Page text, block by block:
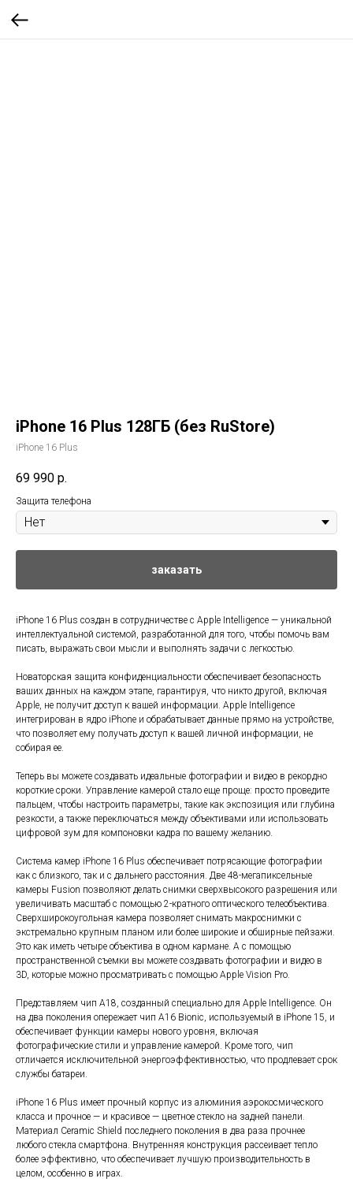
iPhone 16 Plus 128ГБ (без RuStore)
iPhone 16 Plus
69 990 р.
Защита телефона
заказать
iPhone 16 Plus создан в сотрудничестве с Apple Intelligence — уникальной
интеллектуальной системой, разработанной для того, чтобы помочь вам
писать, выражать свои мысли и выполнять задачи с легкостью.
Новаторская защита конфиденциальности обеспечивает безопасность
ваших данных на каждом этапе, гарантируя, что никто другой, включая
Apple, не получит доступ к вашей информации. Apple Intelligence
интегрирован в ядро iPhone и обрабатывает данные прямо на устройстве,
что позволяет ему получать доступ к вашей личной информации, не
собирая ее.
Теперь вы можете создавать идеальные фотографии и видео в рекордно
короткие сроки. Управление камерой стало еще проще: просто проведите
пальцем, чтобы настроить параметры, такие как экспозиция или глубина
резкости, а также переключаться между объективами или использовать
цифровой зум для компоновки кадра по вашему желанию.
Система камер iPhone 16 Plus обеспечивает потрясающие фотографии
как с близкого, так и с дальнего расстояния. Две 48-мегапиксельные
камеры Fusion позволяют делать снимки сверхвысокого разрешения или
увеличивать масштаб с помощью 2-кратного оптического телеобъектива.
Сверхширокоугольная камера позволяет снимать макроснимки с
экстремально крупным планом или более широкие и обширные пейзажи.
Это как иметь четыре объектива в одном кармане. А с помощью
пространственной съемки вы можете создавать фотографии и видео в
3D, которые можно просматривать с помощью Apple Vision Pro.
Представляем чип A18, созданный специально для Apple Intelligence. Он
на два поколения опережает чип A16 Bionic, используемый в iPhone 15, и
обеспечивает функции камеры нового уровня, включая
фотографические стили и управление камерой. Кроме того, чип
отличается исключительной энергоэффективностью, что продлевает срок
службы батареи.
iPhone 16 Plus имеет прочный корпус из алюминия аэрокосмического
класса и прочное — и красивое — цветное стекло на задней панели.
Материал Ceramic Shield последнего поколения в два раза прочнее
любого стекла смартфона. Внутренняя конструкция рассеивает тепло
более эффективно, что обеспечивает лучшую производительность в
целом, особенно в играх.